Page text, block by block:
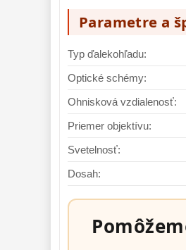
Parametre a
Typ ďalekohľadu:
Optické schémy:
Ohnisková vzdialenosť:
Priemer objektívu:
Svetelnosť:
Dosah: